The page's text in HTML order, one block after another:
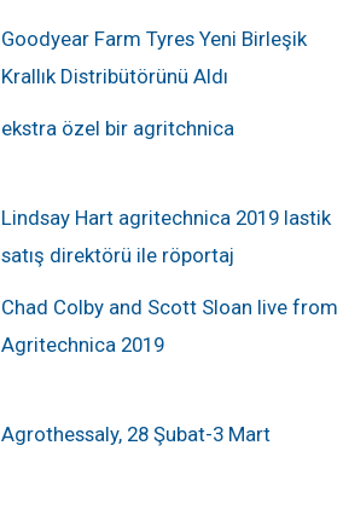
Goodyear Farm Tyres Yeni Birleşik
Krallık Distribütörünü Aldı
ekstra özel bir agritchnica
Lindsay Hart agritechnica 2019 lastik
satış direktörü ile röportaj
Chad Colby and Scott Sloan live from
Agritechnica 2019
Agrothessaly, 28 Şubat-3 Mart